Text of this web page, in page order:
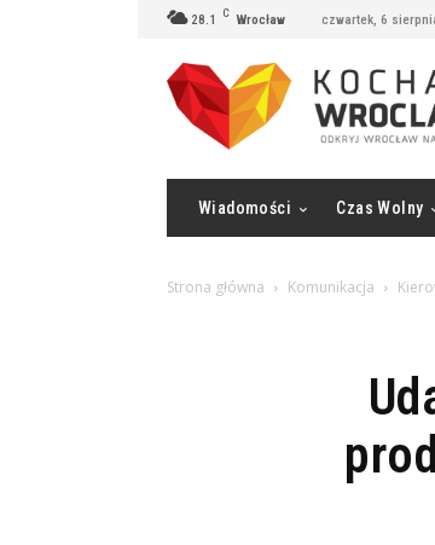
28.1 C Wrocław czwartek, 6
Wiadomości Czas Wolny
Strona główna Komunikacja